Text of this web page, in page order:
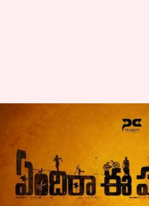
కొత్త సినిమా:
ఆవిష్కరించే
వ్రాసిన వారు Sriram Pranateja Mar 24, 2023
ఈ వార్తాకథనం ఏంటి